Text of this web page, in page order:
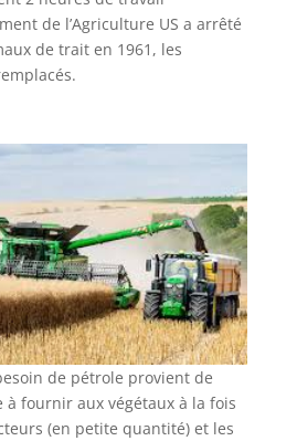
de l’Agriculture US a arrêté
de trait en 1961, les
de pétrole provient de
à fournir aux végétaux à la fois
(en petite quantité) et les